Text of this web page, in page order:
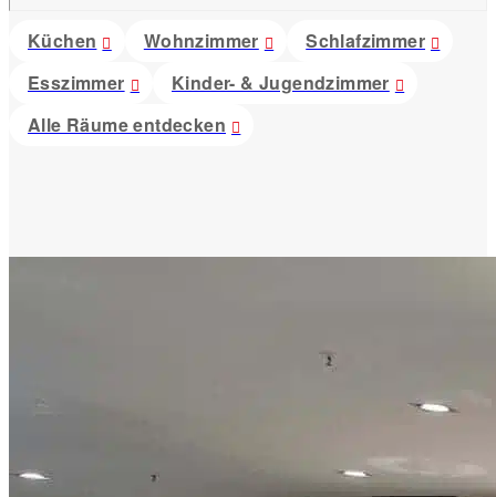
Küchen Wohnzimmer
Schlafzimmer
Esszimmer
Kinder- & Jugendzimmer
Alle Räume entdecken